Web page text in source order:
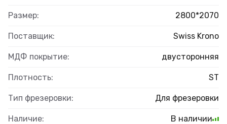
Размер: 2800*2070
Поставщик: Swiss Krono
МДФ покрытие: двусторонняя
Плотность: ST
Тип фрезеровки: Для фрезеровки
Наличие: В наличии